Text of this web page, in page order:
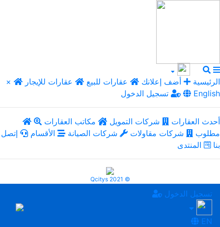
× الرئيسية أضف إعلانك عقارات للبيع
عقارات للإيجار
تسجيل الدخول
English
أحدث العقارات شركات التمويل
مكاتب العقارات
مطلوب
شركات مقاولات شركات الصيانة الأقسام
إتصل
بنا
المنتدى
Qcitys 2021 ©
تسجيل الدخول
EN